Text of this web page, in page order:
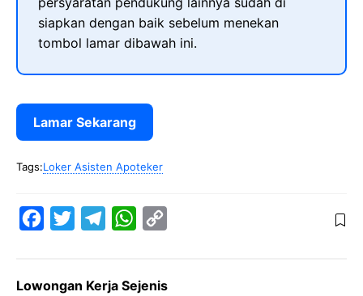
siapkan dengan baik sebelum menekan
tombol lamar dibawah ini.
Lamar Sekarang
Tags:Loker Asisten Apoteker
e
t
e
W
t
y
Lowongan Kerja Sejenis